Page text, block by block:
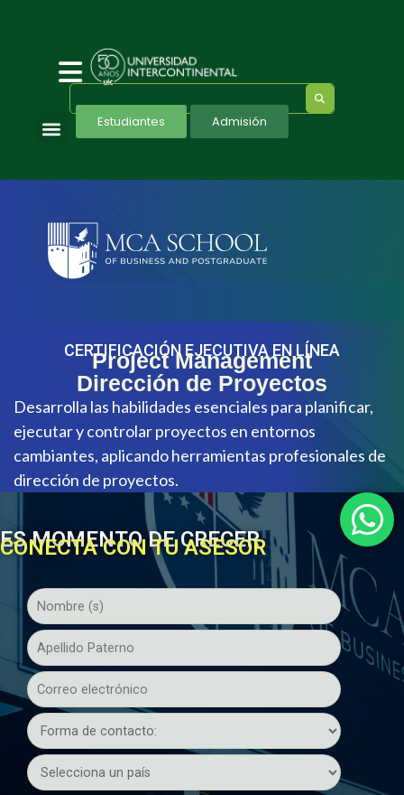
Estudiantes Admisión
CERTIFICACIÓN EJECUTIVA EN LÍNEA
Project Management
Dirección de Proyectos
Desarrolla las habilidades esenciales para planificar,
ejecutar y controlar proyectos en entornos
cambiantes, aplicando herramientas profesionales de
dirección de proyectos.
ES MOMENTO DE CRECER
CONECTA CON TU ASESOR